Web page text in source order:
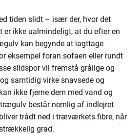
tiden slidt – især der, hvor det
er ikke ualmindeligt, at du efter en
kan begynde at iagttage
eksempel foran sofaen eller rundt
slidspor vil fremstå grålige og
samtidig virke snavsede og
ikke fjerne dem med vand og
består nemlig af indlejret
trådt ned i træværkets fibre, når
grad.